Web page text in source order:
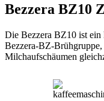
Bezzera BZ10
Die Bezzera BZ10 ist ein
Bezzera-BZ-
Milchaufschäumen